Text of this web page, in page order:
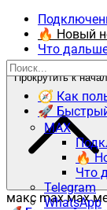
🧭 Как
🚀
MAX
🔥
Что
Telegram
WhatsApp
🔥 Новый
Что
Прокрутить к
макс max мах